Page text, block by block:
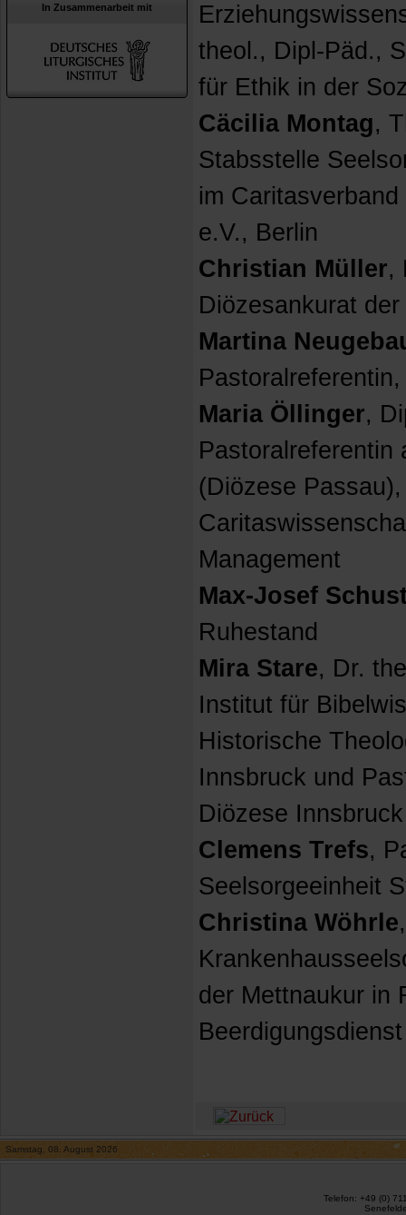
In Zusammenarbeit mit
theol., Dipl-Päd.,
für Ethik in der
Cäcilia Montag,
Stabsstelle
im
e.V., Berlin
Christian Müller,
Diözesankurat
Martina
Maria Öllinger,
Pastoralreferentin
(Diözese
Management
Max-Josef
Ruhestand
Mira Stare, Dr.
Institut für
Historische
Innsbruck und
Diözese Innsbruck
Clemens Trefs,
Seelsorgeeinheit
Christina Wöhrle
der Mettnaukur in
Beerdigungsdienst
Samstag, 08. August 2026
Telefon: +49 (0)